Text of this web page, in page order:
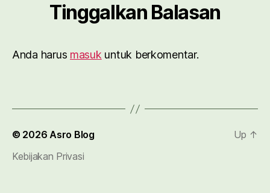
Tinggalkan Balasan
Anda harus masuk untuk berkomentar.
© 2026Asro Blog
Kebijakan Privasi
Up ↑